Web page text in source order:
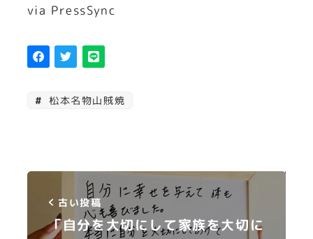
via PressSync
松本名物山賊焼
古い投稿
「自分を大切にして家族を大切に